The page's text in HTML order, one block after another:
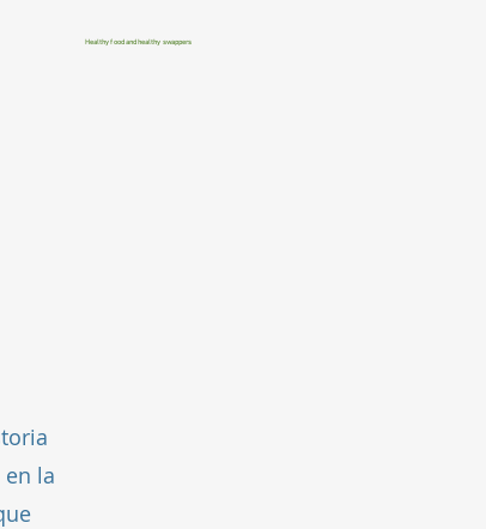
Healthy food and healthy swappers
la